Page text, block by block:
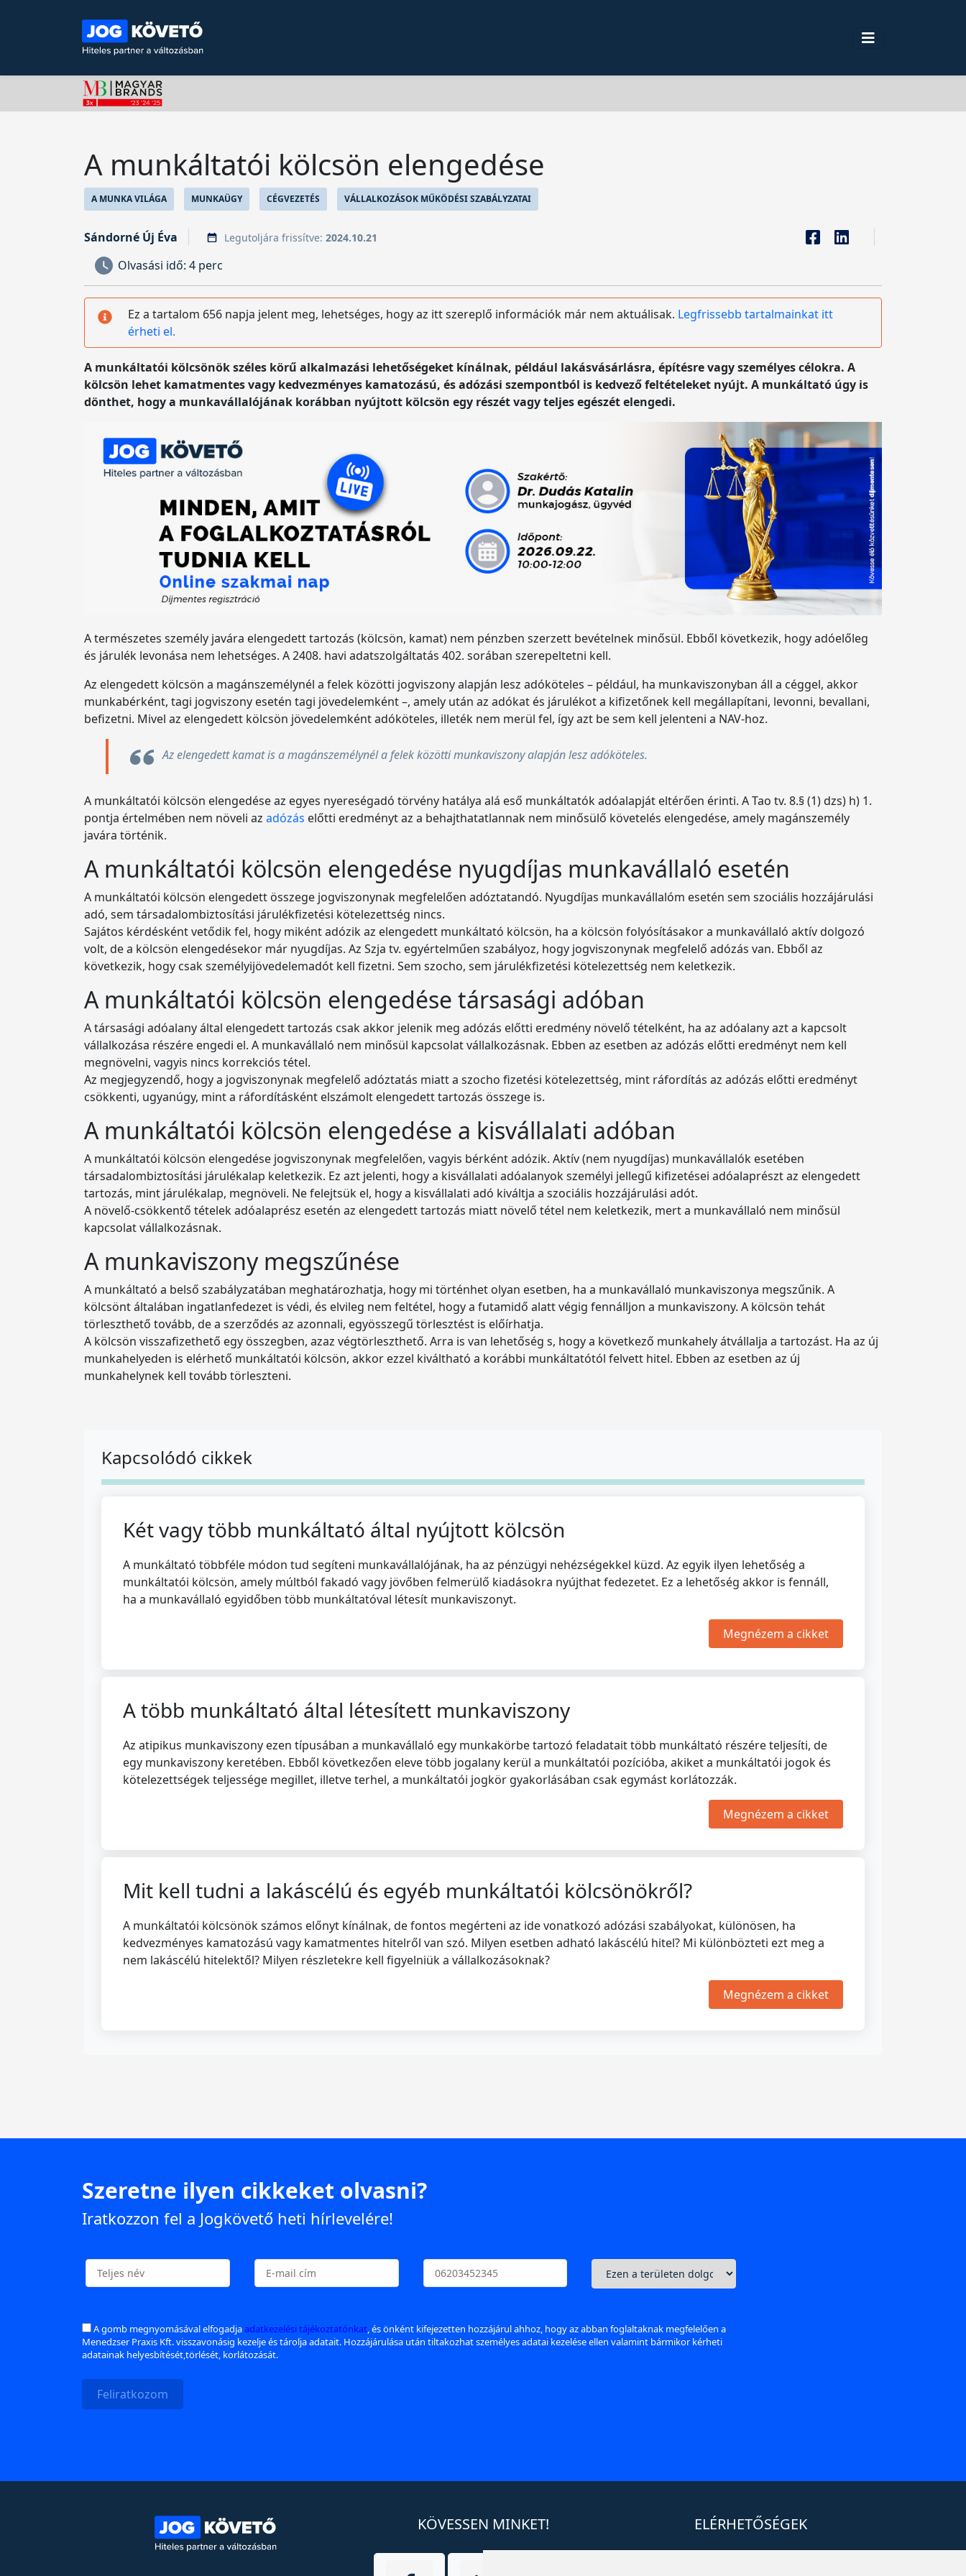
A munkáltatói kölcsön elengedése
A MUNKA VILÁGA MUNKAÜGY CÉGVEZETÉS VÁLLALKOZÁSOK MŰKÖDÉSI SZABÁLYZATAI
Sándorné Új Éva Legutoljára frissítve: 2024.10.21
Olvasási idő: 4 perc
Ez a tartalom 656 napja jelent meg, lehetséges, hogy az itt szereplő információk már nem aktuálisak. Legfrissebb tartalmainkat itt
érheti el.
A munkáltatói kölcsönök széles körű alkalmazási lehetőségeket kínálnak, például lakásvásárlásra, építésre vagy személyes célokra. A
kölcsön lehet kamatmentes vagy kedvezményes kamatozású, és adózási szempontból is kedvező feltételeket nyújt. A munkáltató úgy is
dönthet, hogy a munkavállalójának korábban nyújtott kölcsön egy részét vagy teljes egészét elengedi.
A természetes személy javára elengedett tartozás (kölcsön, kamat) nem pénzben szerzett bevételnek minősül. Ebből következik, hogy adóelőleg
és járulék levonása nem lehetséges. A 2408. havi adatszolgáltatás 402. sorában szerepeltetni kell.
Az elengedett kölcsön a magánszemélynél a felek közötti jogviszony alapján lesz adóköteles – például, ha munkaviszonyban áll a céggel, akkor
munkabérként, tagi jogviszony esetén tagi jövedelemként –, amely után az adókat és járulékot a kifizetőnek kell megállapítani, levonni, bevallani,
befizetni. Mivel az elengedett kölcsön jövedelemként adóköteles, illeték nem merül fel, így azt be sem kell jelenteni a NAV-hoz.
Az elengedett kamat is a magánszemélynél a felek közötti munkaviszony alapján lesz adóköteles.
A munkáltatói kölcsön elengedése az egyes nyereségadó törvény hatálya alá eső munkáltatók adóalapját eltérően érinti. A Tao tv. 8.§ (1) dzs) h) 1.
pontja értelmében nem növeli az adózás előtti eredményt az a behajthatatlannak nem minősülő követelés elengedése, amely magánszemély
javára történik.
A munkáltatói kölcsön elengedése nyugdíjas munkavállaló esetén
A munkáltatói kölcsön elengedett összege jogviszonynak megfelelően adóztatandó. Nyugdíjas munkavállalóm esetén sem szociális hozzájárulási
adó, sem társadalombiztosítási járulékfizetési kötelezettség nincs.
Sajátos kérdésként vetődik fel, hogy miként adózik az elengedett munkáltató kölcsön, ha a kölcsön folyósításakor a munkavállaló aktív dolgozó
volt, de a kölcsön elengedésekor már nyugdíjas. Az Szja tv. egyértelműen szabályoz, hogy jogviszonynak megfelelő adózás van. Ebből az
következik, hogy csak személyijövedelemadót kell fizetni. Sem szocho, sem járulékfizetési kötelezettség nem keletkezik.
A munkáltatói kölcsön elengedése társasági adóban
A társasági adóalany által elengedett tartozás csak akkor jelenik meg adózás előtti eredmény növelő tételként, ha az adóalany azt a kapcsolt
vállalkozása részére engedi el. A munkavállaló nem minősül kapcsolat vállalkozásnak. Ebben az esetben az adózás előtti eredményt nem kell
megnövelni, vagyis nincs korrekciós tétel.
Az megjegyzendő, hogy a jogviszonynak megfelelő adóztatás miatt a szocho fizetési kötelezettség, mint ráfordítás az adózás előtti eredményt
csökkenti, ugyanúgy, mint a ráfordításként elszámolt elengedett tartozás összege is.
A munkáltatói kölcsön elengedése a kisvállalati adóban
A munkáltatói kölcsön elengedése jogviszonynak megfelelően, vagyis bérként adózik. Aktív (nem nyugdíjas) munkavállalók esetében
társadalombiztosítási járulékalap keletkezik. Ez azt jelenti, hogy a kisvállalati adóalanyok személyi jellegű kifizetései adóalaprészt az elengedett
tartozás, mint járulékalap, megnöveli. Ne felejtsük el, hogy a kisvállalati adó kiváltja a szociális hozzájárulási adót.
A növelő-csökkentő tételek adóalaprész esetén az elengedett tartozás miatt növelő tétel nem keletkezik, mert a munkavállaló nem minősül
kapcsolat vállalkozásnak.
A munkaviszony megszűnése
A munkáltató a belső szabályzatában meghatározhatja, hogy mi történhet olyan esetben, ha a munkavállaló munkaviszonya megszűnik. A
kölcsönt általában ingatlanfedezet is védi, és elvileg nem feltétel, hogy a futamidő alatt végig fennálljon a munkaviszony. A kölcsön tehát
törleszthető tovább, de a szerződés az azonnali, egyösszegű törlesztést is előírhatja.
A kölcsön visszafizethető egy összegben, azaz végtörleszthető. Arra is van lehetőség s, hogy a következő munkahely átvállalja a tartozást. Ha az új
munkahelyeden is elérhető munkáltatói kölcsön, akkor ezzel kiváltható a korábbi munkáltatótól felvett hitel. Ebben az esetben az új
munkahelynek kell tovább törleszteni.
Kapcsolódó cikkek
Két vagy több munkáltató által nyújtott kölcsön
A munkáltató többféle módon tud segíteni munkavállalójának, ha az pénzügyi nehézségekkel küzd. Az egyik ilyen lehetőség a
munkáltatói kölcsön, amely múltból fakadó vagy jövőben felmerülő kiadásokra nyújthat fedezetet. Ez a lehetőség akkor is fennáll,
ha a munkavállaló egyidőben több munkáltatóval létesít munkaviszonyt.
Megnézem a cikket
A több munkáltató által létesített munkaviszony
Az atipikus munkaviszony ezen típusában a munkavállaló egy munkakörbe tartozó feladatait több munkáltató részére teljesíti, de
egy munkaviszony keretében. Ebből következően eleve több jogalany kerül a munkáltatói pozícióba, akiket a munkáltatói jogok és
kötelezettségek teljessége megillet, illetve terhel, a munkáltatói jogkör gyakorlásában csak egymást korlátozzák.
Megnézem a cikket
Mit kell tudni a lakáscélú és egyéb munkáltatói kölcsönökről?
A munkáltatói kölcsönök számos előnyt kínálnak, de fontos megérteni az ide vonatkozó adózási szabályokat, különösen, ha
kedvezményes kamatozású vagy kamatmentes hitelről van szó. Milyen esetben adható lakáscélú hitel? Mi különbözteti ezt meg a
nem lakáscélú hitelektől? Milyen részletekre kell figyelniük a vállalkozásoknak?
Megnézem a cikket
Szeretne ilyen cikkeket olvasni?
Iratkozzon fel a Jogkövető heti hírlevelére!
A gomb megnyomásával elfogadjaadatkezelési tájékoztatónkat, és önként kifejezetten hozzájárul ahhoz, hogy az abban foglaltaknak megfelelően a
Menedzser Praxis Kft. visszavonásig kezelje és tárolja adatait. Hozzájárulása után tiltakozhat személyes adatai kezelése ellen valamint bármikor kérheti
adatainak helyesbítését,törlését, korlátozását.
Feliratkozom
KÖVESSEN MINKET! ELÉRHETŐSÉGEK